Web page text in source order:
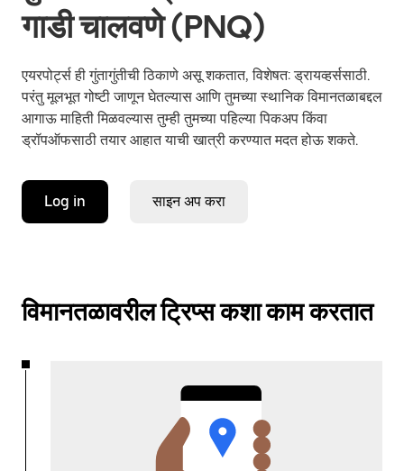
गाडी चालवणे (PNQ)
एयरपोर्ट्स ही गुंतागुंतीची ठिकाणे असू शकतात, विशेषत: ड्रायव्हर्ससाठी.
परंतु मूलभूत गोष्टी जाणून घेतल्यास आणि तुमच्या स्थानिक विमानतळाबद्दल
आगाऊ माहिती मिळवल्यास तुम्ही तुमच्या पहिल्या पिकअप किंवा
ड्रॉपऑफसाठी तयार आहात याची खात्री करण्यात मदत होऊ शकते.
Log in साइन अप करा
विमानतळावरील ट्रिप्स कशा काम करतात